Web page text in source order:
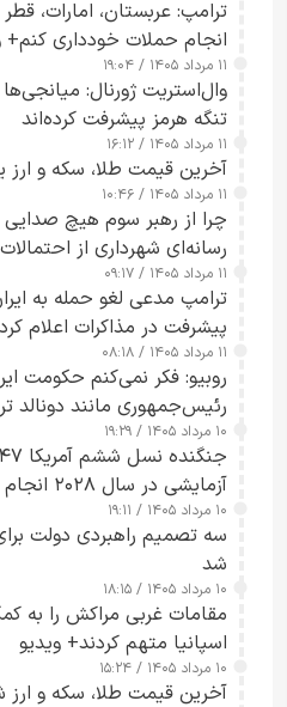
ترامپ: عربستان، امارات،
انجام حملات خودداری کنم+
۱۱ مرداد ۱۴۰۵ / ۱۹:۰۴
وال‌استریت ژورنال:
تنگه هرمز پیشرفت کرده‌اند
۱۱ مرداد ۱۴۰۵ / ۱۶:۱۲
آخرین قیمت طلا، سکه و ارز یکشنبه 11
۱۱ مرداد ۱۴۰۵ / ۱۰:۴۶
چرا از رهبر سوم هیچ
رسانه‌ای شهرداری از
جاسوسی گفت
۱۱ مرداد ۱۴۰۵ / ۰۹:۱۷
ترامپ مدعی لغو
پیشرفت در مذاکرات اعلام کرد
۱۱ مرداد ۱۴۰۵ / ۰۸:۱۸
روبیو: فکر نمی‌کنم حکومت
رئیس‌جمهوری مانند دونالد
کسی که واقعاً دست به اقدام
۱۰ مرداد ۱۴۰۵ / ۱۹:۲۹
آزمایشی در سال ۲۰۲۸ انجام می‌شود
۱۰ مرداد ۱۴۰۵ / ۱۹:۱۱
سه تصمیم راهبردی دولت
شد
۱۰ مرداد ۱۴۰۵ / ۱۸:۱۵
مقامات غربی مراکش را به
اسپانیا متهم کردند+ ویدیو
۱۰ مرداد ۱۴۰۵ / ۱۵:۲۴
آخرین قیمت طلا، سکه و ارز شنبه 10